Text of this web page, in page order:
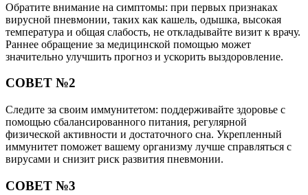
Обратите внимание на симптомы: при первых признаках
вирусной пневмонии, таких как кашель, одышка, высокая
температура и общая слабость, не откладывайте визит к врачу.
Раннее обращение за медицинской помощью может
значительно улучшить прогноз и ускорить выздоровление.
СОВЕТ №2
Следите за своим иммунитетом: поддерживайте здоровье с
помощью сбалансированного питания, регулярной
физической активности и достаточного сна. Укрепленный
иммунитет поможет вашему организму лучше справляться с
вирусами и снизит риск развития пневмонии.
СОВЕТ №3